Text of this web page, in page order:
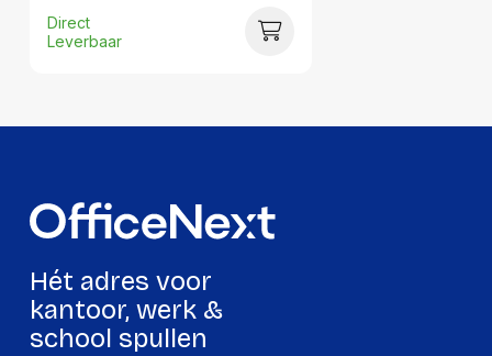
Direct
Leverbaar
Hét adres voor
kantoor, werk &
school spullen